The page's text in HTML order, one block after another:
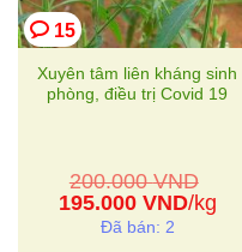
15
Xuyên tâm liên kháng sinh
phòng, điều trị Covid 19
200.000VND
Giá
195.000 VNDGiá
hiện
/kg
Đã bán: 2